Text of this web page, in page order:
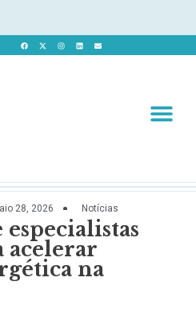
28, 2026 Notícias
acelerar
na